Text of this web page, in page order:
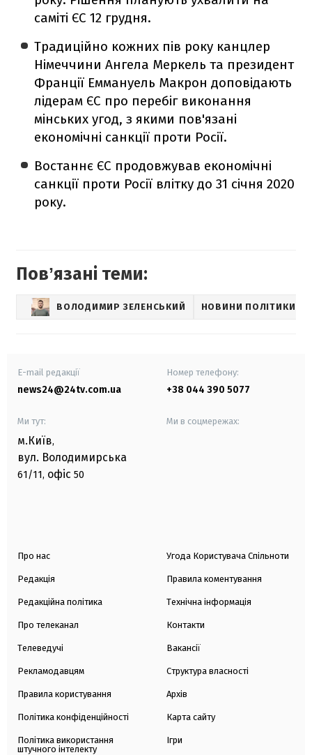
саміті ЄС 12 грудня.
Традиційно кожних пів року канцлер
Німеччини Ангела Меркель та президент
Франції Еммануель Макрон доповідають
лідерам ЄС про перебіг виконання
мінських угод, з якими пов'язані
економічні санкції проти Росії.
Востаннє ЄС продовжував економічні
санкції проти Росії влітку до 31 січня 2020
року.
Повʼязані теми:
ВОЛОДИМИР ЗЕЛЕНСЬКИЙ НОВИНИ ПОЛІТИКИ
E-mail редакції
news24@24tv.com.ua
Номер телефону:
+38 044 390 5077
Ми тут:
м.Київ,
вул. Володимирська
61/11, офіс 50
Ми в соцмережах:
Про нас
Редакція
Редакційна політика
Про телеканал
Телеведучі
Рекламодавцям
Правила користування
Політика конфіденційності
Політика використання
штучного інтелекту
Угода Користувача Спільноти
Правила коментування
Технічна інформація
Контакти
Вакансії
Структура власності
Архів
Карта сайту
Ігри